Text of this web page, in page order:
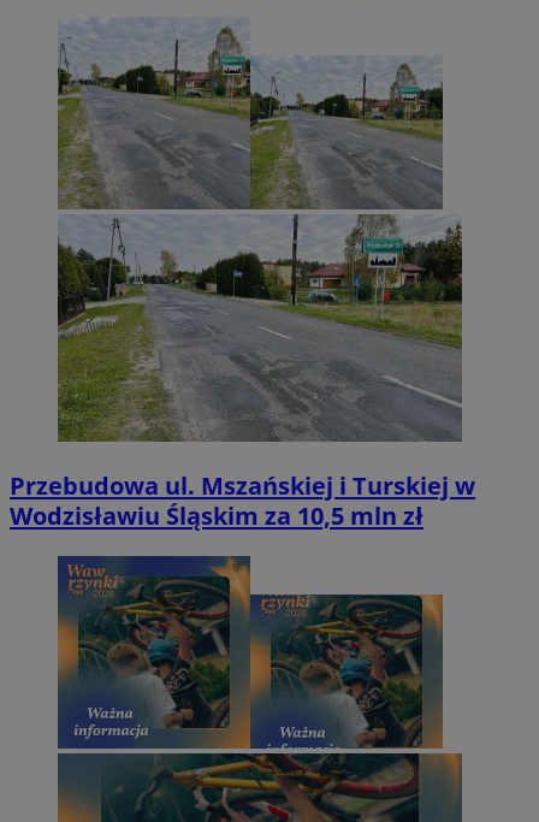
Przebudowa ul. Mszańskiej i Turskiej w
Wodzisławiu Śląskim za 10,5 mln zł